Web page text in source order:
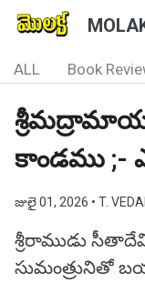
ALL Book
కాండము ;-
జులై 01, 2026 • T.
శ్రీరాముడు
సుమంత్రునితో